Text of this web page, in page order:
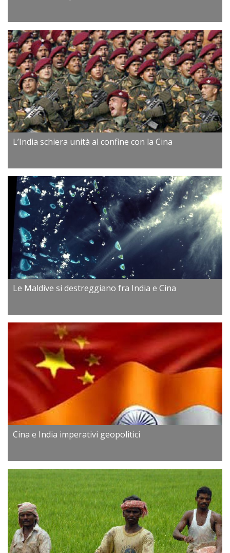
L’India schiera unità al confine con la Cina
Le Maldive si destreggiano fra India e Cina
Cina e India imperativi geopolitici